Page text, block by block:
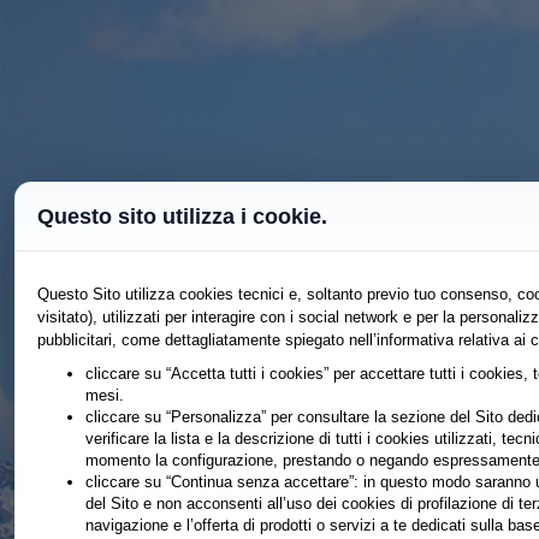
Questo sito utilizza i cookie.
Questo Sito utilizza cookies tecnici e, soltanto previo tuo consenso,
visitato), utilizzati per interagire con i social network e per la
pubblicitari, come dettagliatamente spiegato nell’informativa relativa ai
cliccare su “Accetta tutti i cookies” per accettare tutti i
mesi.
cliccare su “Personalizza” per consultare la sezione del Sito
verificare la lista e la descrizione di tutti i cookies utilizzati,
momento la configurazione, prestando o negando
cliccare su “Continua senza accettare”: in questo modo
del Sito e non acconsenti all’uso dei cookies di profilazione di
navigazione e l’offerta di prodotti o servizi a te dedicati sulla